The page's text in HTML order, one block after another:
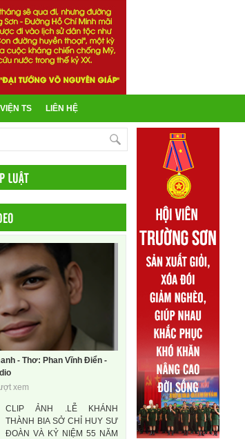
TS LIÊN HỆ
LUẬT
- Thơ: Phan Vĩnh Điển -
xem
CLIP ẢNH .LỄ KHÁNH
THÀNH BIA SỞ CHỈ HUY SƯ
ĐOÀN VÀ KỶ NIỆM 55 NĂM